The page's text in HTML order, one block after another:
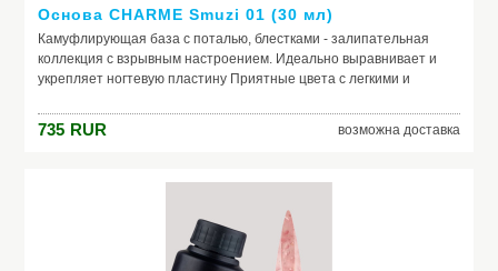
Основа CHARME Smuzi 01 (30 мл)
Камуфлирующая база с поталью, блестками - залипательная
коллекция с взрывным настроением. Идеально выравнивает и
укрепляет ногтевую пластину Приятные цвета с легкими и
блесток, которую так и хочется рассматривать
735 RUR возможна доставка